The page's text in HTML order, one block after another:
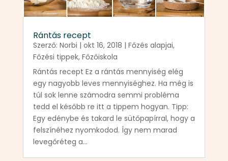
Rántás recept
Szerző: Norbi | okt 16, 2018 | Főzés alapjai,
Főzési tippek, Főzőiskola
Rántás recept Ez a rántás mennyiség elég
egy nagyobb leves mennyiséghez. Ha még is
túl sok lenne számodra semmi probléma
tedd el később re itt a tippem hogyan. Tipp:
Egy edénybe és takard le sütőpapírral, hogy a
felszínéhez nyomkodod. Így nem marad
levegőréteg a...